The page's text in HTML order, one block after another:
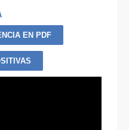
EN PDF